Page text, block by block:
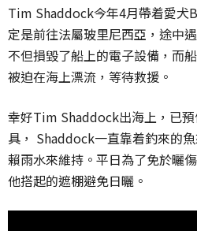
Tim Shaddock今年4月帶着愛犬
定是前往法屬玻里尼西亞，途中
不但損毀了船上的電子設備，而
被迫在海上漂流，等待救援。
幸好Tim Shaddock出海上，已
具， Shaddock一直靠着釣來的
賴雨水來維持。平日為了免於曬
他搭起的遮棚避免日曬。